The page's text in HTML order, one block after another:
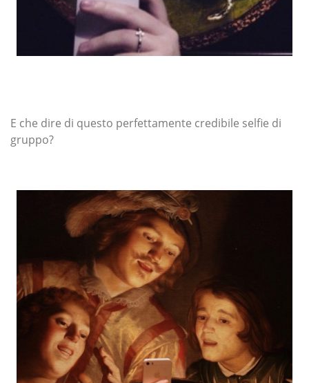
E che dire di questo perfettamente credibile selfie di
gruppo?